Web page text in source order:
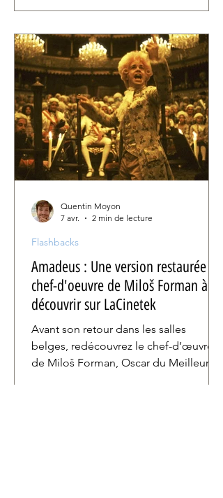
habitent. Un rythme qui donne à Les
Enfants loups, Ame et Yuki une
puissance supplémentaire, et une
résonance universelle.
Amadeus : Une version restaurée du
chef-d'oeuvre de Miloš Forman à
découvrir sur LaCinetek
Avant son retour dans les salles
belges, redécouvrez le chef-d’œuvre
de Miloš Forman, Oscar du Meilleur
Flashbacks
Quentin Moyon
7 avr.
2 min de lecture